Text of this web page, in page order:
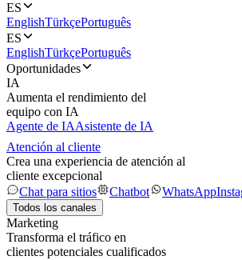
ES
EnglishTürkçePortuguês
ES
EnglishTürkçePortuguês
Oportunidades
IA
Aumenta el rendimiento del
equipo con IA
Agente de IAAsistente de IA
Atención al cliente
Crea una experiencia de atención al
cliente excepcional
Chat para sitios
Chatbot WhatsApp
Todos los canales
Marketing
Transforma el tráfico en
clientes potenciales cualificados